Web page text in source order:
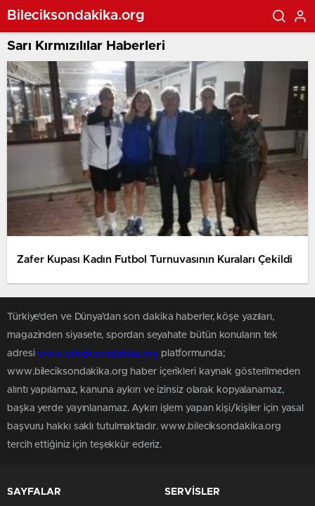
Bileciksondakika.org
Sarı Kırmızılılar Haberleri
Zafer Kupası Kadın Futbol Turnuvasının Kuraları Çekildi
Türkiye'den ve Dünya’dan son dakika haberler, köşe yazıları,
magazinden siyasete, spordan seyahate bütün konuların tek
adresiwww.bileciksondakika.org platformunda;
www.bileciksondakika.org haber içerikleri kaynak gösterilmeden
alıntı yapılamaz, kanuna aykırı ve izinsiz olarak kopyalanamaz,
başka yerde yayınlanamaz. Aykırı işlem yapan kişi/kişiler için yasal
başvuru hakkı saklı tutulmaktadır. www.bileciksondakika.org
tercih ettiğiniz için teşekkür ederiz.
SAYFALAR SERVİSLER